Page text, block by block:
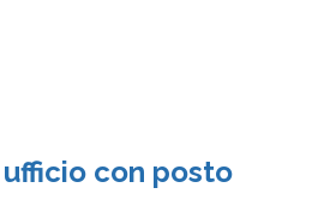
ufficio con posto